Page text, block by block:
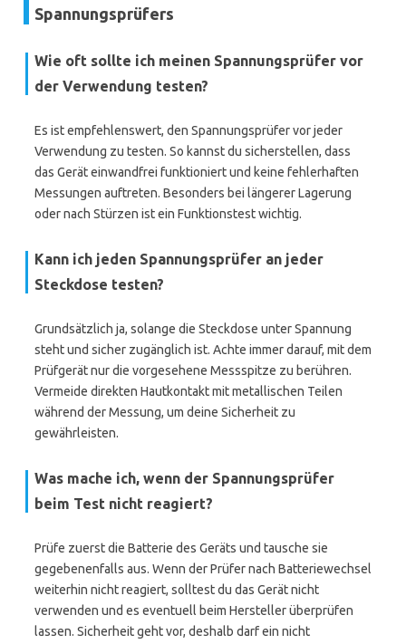
Spannungsprüfers
Wie oft sollte ich meinen Spannungsprüfer vor
der Verwendung testen?
Es ist empfehlenswert, den Spannungsprüfer vor jeder
Verwendung zu testen. So kannst du sicherstellen, dass
das Gerät einwandfrei funktioniert und keine fehlerhaften
Messungen auftreten. Besonders bei längerer Lagerung
oder nach Stürzen ist ein Funktionstest wichtig.
Kann ich jeden Spannungsprüfer an jeder
Steckdose testen?
Grundsätzlich ja, solange die Steckdose unter Spannung
steht und sicher zugänglich ist. Achte immer darauf, mit dem
Prüfgerät nur die vorgesehene Messspitze zu berühren.
Vermeide direkten Hautkontakt mit metallischen Teilen
während der Messung, um deine Sicherheit zu
gewährleisten.
Was mache ich, wenn der Spannungsprüfer
beim Test nicht reagiert?
Prüfe zuerst die Batterie des Geräts und tausche sie
gegebenenfalls aus. Wenn der Prüfer nach Batteriewechsel
weiterhin nicht reagiert, solltest du das Gerät nicht
verwenden und es eventuell beim Hersteller überprüfen
lassen. Sicherheit geht vor, deshalb darf ein nicht